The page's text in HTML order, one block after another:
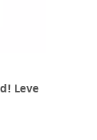
Leve